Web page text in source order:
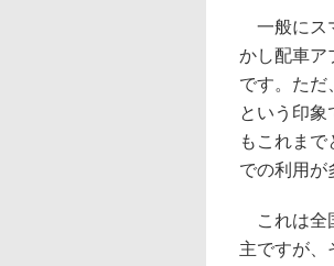
一般にス
かし配車ア
です。ただ
という印象
もこれま
での利用が
これは全
主ですが、